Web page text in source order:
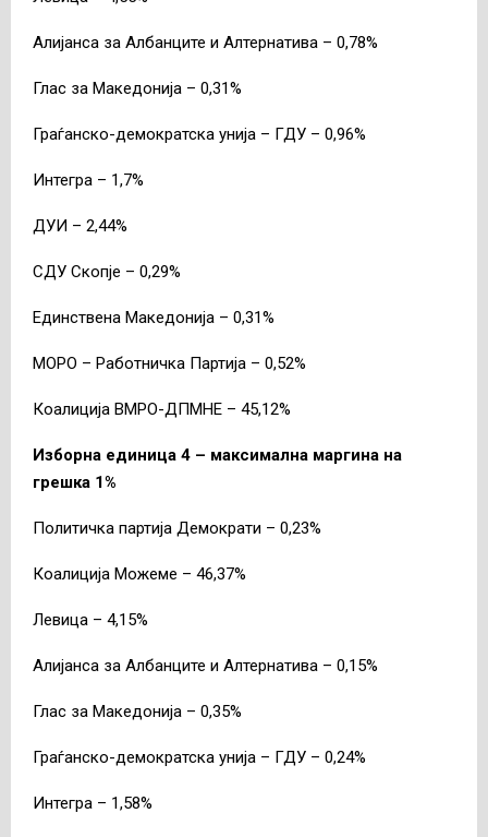
Алијанса за Албанците и Алтернатива – 0,78%
Глас за Македонија – 0,31%
Граѓанско-демократска унија – ГДУ – 0,96%
Интегра – 1,7%
ДУИ – 2,44%
СДУ Скопје – 0,29%
Единствена Македонија – 0,31%
МОРО – Работничка Партија – 0,52%
Коалиција ВМРО-ДПМНЕ – 45,12%
Изборна единица 4 – максимална маргина на
грешка 1%
Политичка партија Демократи – 0,23%
Коалиција Можеме – 46,37%
Левица – 4,15%
Алијанса за Албанците и Алтернатива – 0,15%
Глас за Македонија – 0,35%
Граѓанско-демократска унија – ГДУ – 0,24%
Интегра – 1,58%